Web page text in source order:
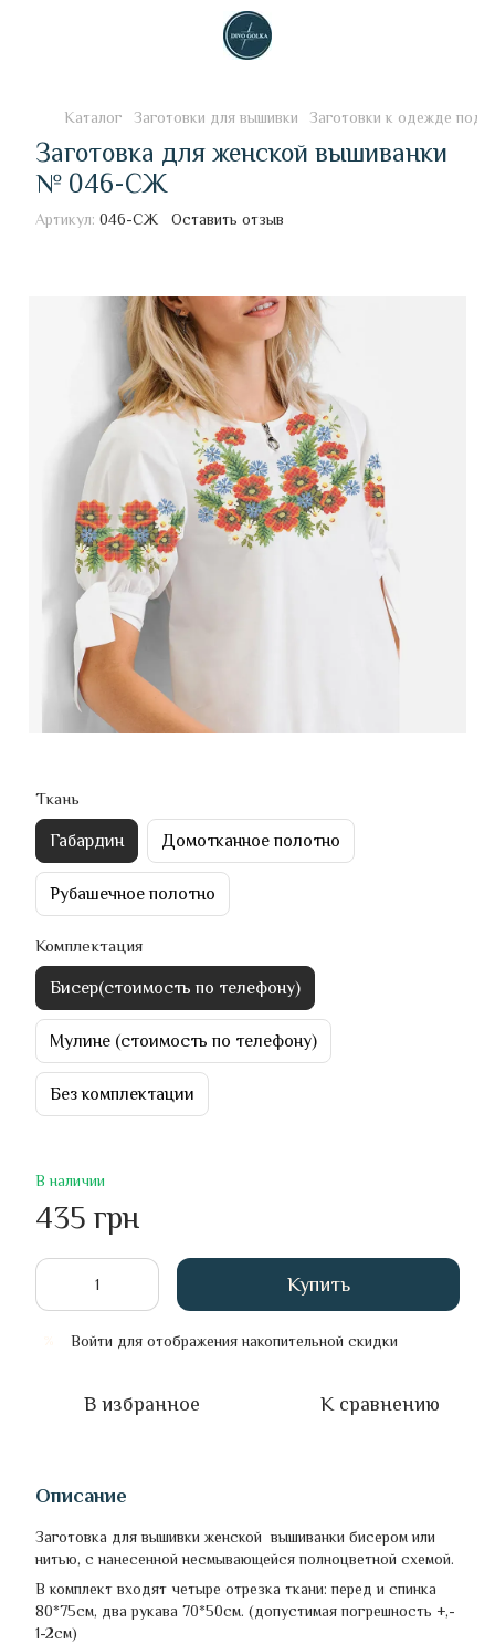
Каталог Заготовки для вышивки Заготовки к одежде под
Заготовка для женской вышиванки
№ 046-СЖ
Артикул: 046-СЖ Оставить отзыв
Ткань
Габардин Домотканное полотно
Рубашечное полотно
Комплектация
Бисер(стоимость по телефону)
Мулине (стоимость по телефону)
Без комплектации
В наличии
435 грн
Купить
Войти для отображения накопительной скидки
В избранное К сравнению
Описание
Заготовка для вышивки женской вышиванки бисером или
нитью, с нанесенной несмывающейся полноцветной схемой.
В комплект входят четыре отрезка ткани: перед и спинка
80*75см, два рукава 70*50см. (допустимая погрешность +,-
1-2см)